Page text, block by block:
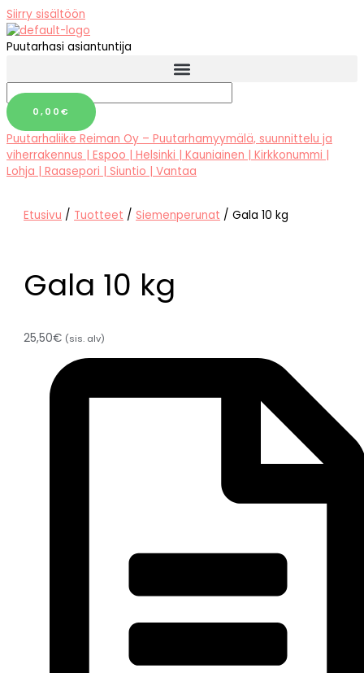
Siirry sisältöön
Puutarhasi asiantuntija
0,00 €
Puutarhaliike Reiman Oy – Puutarhamyymälä, suunnittelu ja
viherrakennus | Espoo | Helsinki | Kauniainen | Kirkkonummi |
Lohja | Raasepori | Siuntio | Vantaa
Etusivu / Tuotteet /Siemenperunat / Gala 10 kg
Gala 10 kg
25,50€ (sis. alv)